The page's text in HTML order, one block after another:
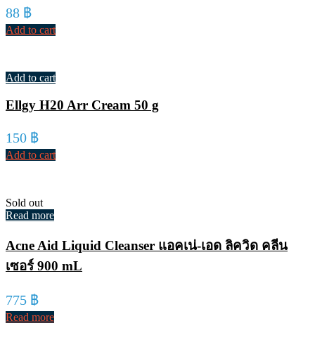
88 ฿
Add to cart
Add to cart
Ellgy H20 Arr Cream 50 g
150 ฿
Add to cart
Sold out
Read more
Acne Aid Liquid Cleanser แอคเน่-เอด ลิควิด คลีน
เซอร์ 900 mL
775 ฿
Read more